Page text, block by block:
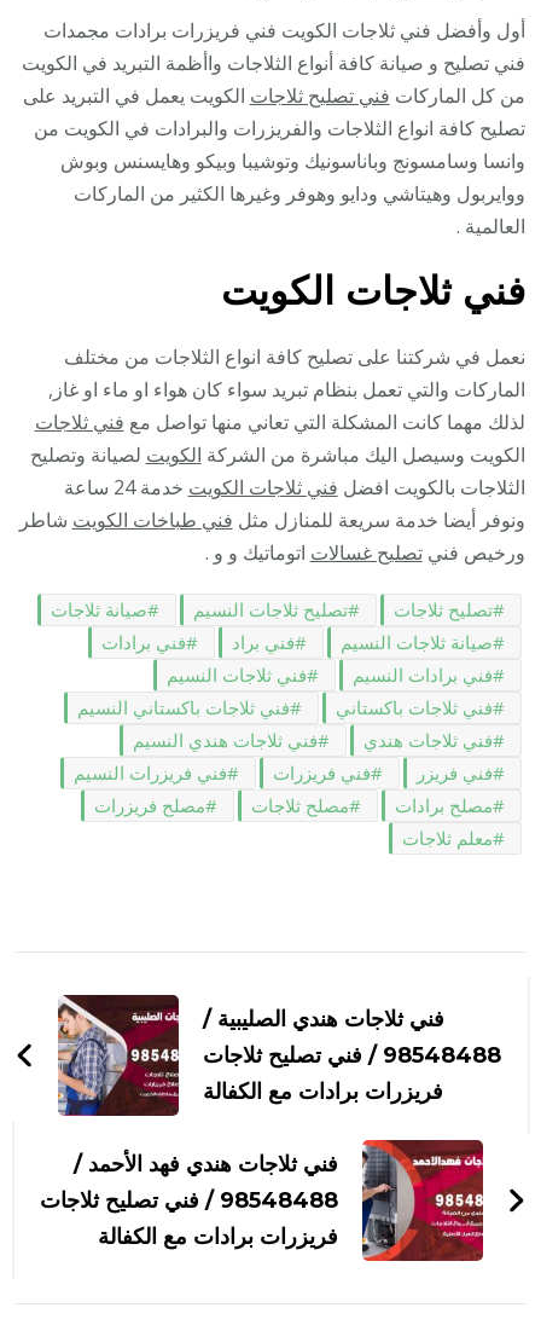
أول وأفضل فني ثلاجات الكويت فني فريزرات برادات مجمدات
فني تصليح و صيانة كافة أنواع الثلاجات واأظمة التبريد في الكويت
من كل الماركات فني تصليح ثلاجات الكويت يعمل في التبريد على
تصليح كافة انواع الثلاجات والفريزرات والبرادات في الكويت من
وانسا وسامسونج وباناسونيك وتوشيبا وبيكو وهايسنس وبوش
ووايربول وهيتاشي ودايو وهوفر وغيرها الكثير من الماركات
العالمية .
فني ثلاجات الكويت
نعمل في شركتنا على تصليح كافة انواع الثلاجات من مختلف
الماركات والتي تعمل بنظام تبريد سواء كان هواء او ماء او غاز,
لذلك مهما كانت المشكلة التي تعاني منها تواصل مع فني ثلاجات
الكويت وسيصل اليك مباشرة من الشركة الكويت لصيانة وتصليح
الثلاجات بالكويت افضل فني ثلاجات الكويت
خدمة 24 ساعة
ونوفر أيضا خدمة سريعة للمنازل مثل فني طباخات الكويت شاطر
ورخيص فنيتصليح غسالات اتوماتيك و و .
تصليح ثلاجات تصليح ثلاجات النسيم
صيانة ثلاجات
صيانة ثلاجات النسيم
فني براد
فني برادات
فني برادات النسيم
فني ثلاجات النسيم
فني ثلاجات باكستاني
فني ثلاجات باكستاني النسيم
فني ثلاجات هندي
فني ثلاجات هندي النسيم
فني فريزر
فني فريزرات
فني فريزرات النسيم
مصلح برادات
مصلح ثلاجات
مصلح فريزرات
معلم ثلاجات
التدوينات
فني ثلاجات هندي الصليبية /
98548488 / فني تصليح ثلاجات
فريزرات برادات مع الكفالة
فني ثلاجات هندي فهد الأحمد /
98548488 / فني تصليح ثلاجات
فريزرات برادات مع الكفالة